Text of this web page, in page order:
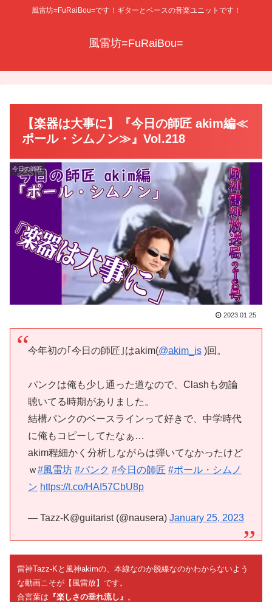
風雷坊=FuRaiBou=です！ギターとベースの音楽ユニットです！
風雷坊=FuRaiBou=
【楽器は大事に】『今日の師匠 akim編≪
ポール・シムノン≫』Vol.218
今日の師匠
2023.01.25
今年初の｢今日の師匠｣はakim(@akim_is)回。
パンクは俺も少し通った道なので、Clashも勿論
聴いてる時期がありました。
結構パンクのベースラインって好きで、中学時代
に俺もコピーしてたなぁ…
akim程細かく分析しながらは弾いてなかったけど
ｗ#風雷坊 #パンク #今日の師匠 #ポール・シムノ
ン https://t.co/HAI57CbU8p
— Tazz-K@guitarist (@nausera) January 25, 2023
雷神Tazz-Kと風神akimの、本線なのか脱線なのかわからないよう
な動画こそが【風雷放】です。
合言葉は 『楽しさの垂れ流し』 。